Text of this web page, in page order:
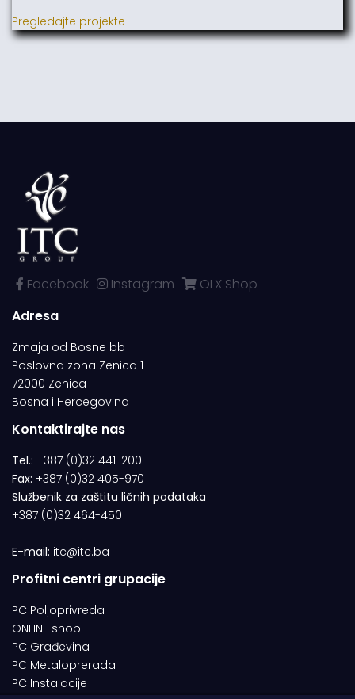
Pregledajte projekte
Facebook Instagram
OLX Shop
Adresa
Zmaja od Bosne bb
Poslovna zona Zenica 1
72000 Zenica
Bosna i Hercegovina
Kontaktirajte nas
Tel.: +387 (0)32 441-200
Fax: +387 (0)32 405-970
Službenik za zaštitu ličnih podataka
+387 (0)32 464-450
E-mail: itc@itc.ba
Profitni centri grupacije
PC Poljoprivreda
ONLINE shop
PC Građevina
PC Metaloprerada
PC Instalacije